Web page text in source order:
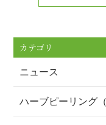
カテゴリ
ニュース
ハーブピーリング